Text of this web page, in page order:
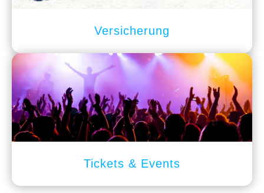
Versicherung
Tickets & Events